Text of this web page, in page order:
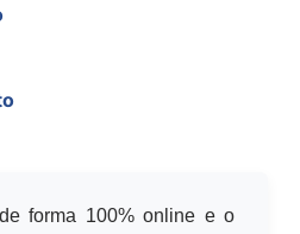
forma 100% online e o